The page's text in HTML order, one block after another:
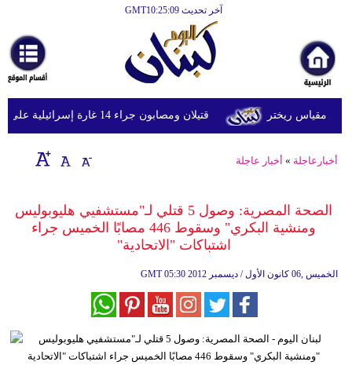
آخر تحديث GMT10:25:09
أخبارعاجلة
رياضة
ثقافة
إقتصاد
وموسيقى
سياحة
وسفر
قتيلان ومصابون جراء 14 غارة إسرائيلية على شرق وجنوب لبنان
أخبارعاجلة » أخبار عاجلة
الصحة المصرية: وصول 5 قتلي لـ"مستشفيي هليوبوليس
ومنشية البكري" وسقوط 446 مصابًا الخميس جراء
اشتباكات "الاتحادية"
GMT 05:30 2012 الخميس ,06 كانون الأول / ديسمبر